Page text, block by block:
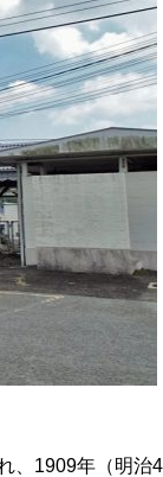
、1909年（明治